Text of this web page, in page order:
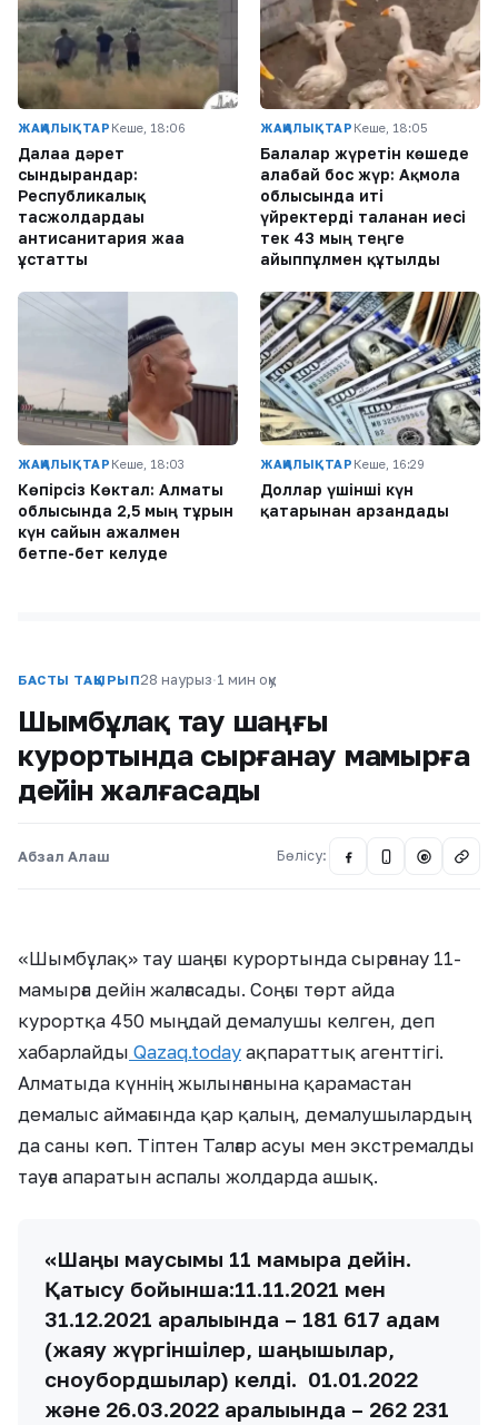
ЖАҢАЛЫҚТАР Кеше, 18:06
Далаға дәрет
сындырғандар:
Республикалық
тасжолдардағы
антисанитария жаға
ұстатты
ЖАҢАЛЫҚТАР Кеше, 18:05
Балалар жүретін көшеде
алабай бос жүр: Ақмола
облысында иті
үйректерді таланған иесі
тек 43 мың теңге
айыппұлмен құтылды
ЖАҢАЛЫҚТАР Кеше, 18:03
Көпірсіз Көктaл: Алматы
облысында 2,5 мың тұрғын
күн сайын ажалмен
бетпе-бет келуде
ЖАҢАЛЫҚТАР Кеше, 16:29
Доллар үшінші күн
қатарынан арзандады
БАСТЫ ТАҚЫРЫП28 наурыз·1 мин оқу
Шымбұлақ тау шаңғы
курортында сырғанау мамырға
дейін жалғасады
Абзал Алаш Бөлісу: @
«Шымбұлақ» тау шаңғы курортында сырғанау 11-
мамырға дейін жалғасады. Соңғы төрт айда
курортқа 450 мыңдай демалушы келген, деп
хабарлайды Qazaq.today ақпараттық агенттігі.
Алматыда күннің жылынғанына қарамастан
демалыс аймағында қар қалың, демалушылардың
да саны көп. Тіптен Талғар асуы мен экстремалды
тауға апаратын аспалы жолдарда ашық.
«Шаңғы маусымы 11 мамырға дейін.
Қатысу бойынша:11.11.2021 мен
31.12.2021 аралығында – 181 617 адам
(жаяу жүргіншілер, шаңғышылар,
сноубордшылар) келді. 01.01.2022
және 26.03.2022 аралығында – 262 231